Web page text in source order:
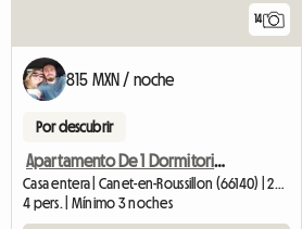
14
815 MXN / noche
Por descubrir
Apartamento De 1 Dormitorio A 100 Metros Del Mar, Terraza
Casa entera | Canet-en-Roussillon (66140) | 26 M2
4 pers. | Mínimo 3 noches